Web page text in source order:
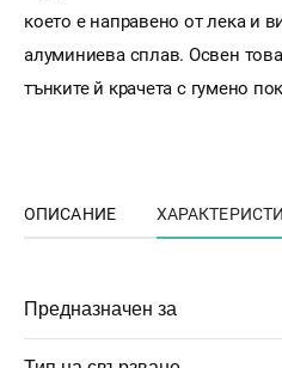
което е направено от лека и
алуминиева сплав. Освен
тънките й крачета с гумено
ОПИСАНИЕ
Предназначен за